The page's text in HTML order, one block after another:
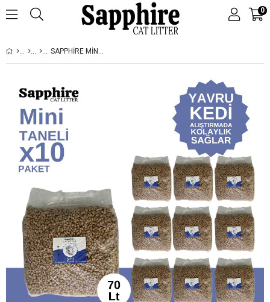
0
SAPPHIRE MINI TOPAKLANAN TOZSUZ İNCE TANELI KEDI KUMU 70 LT (7 LT X 10 ADET)